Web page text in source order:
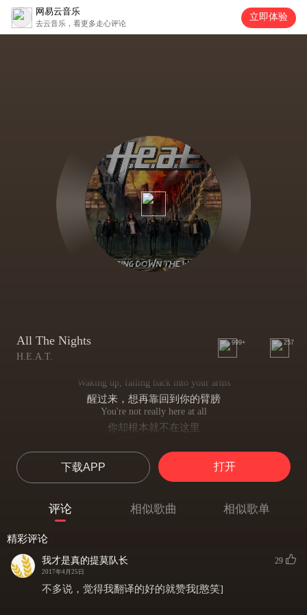
网易云音乐
去云音乐，看更多走心评论
立即体验
All The Nights
H.E.A.T.
999+ 257
Waking up, falling back into your arms
醒过来，想再靠回到你的臂膀
You're not really here at all
你却根本就不在这里
而仅存在于我的脑海！
Take away, take this humming out of me
把它带走，把这嗡鸣声从我的脑海中带走
那声音就像是我看不见的鬼魂
When I hear you
And you say yeah,
下载APP 打开
评论 相似歌曲 相似歌单
精彩评论
我才是真的提莫队长
2017年4月25日
29
不多说，觉得我翻译的好的就赞我[憨笑]